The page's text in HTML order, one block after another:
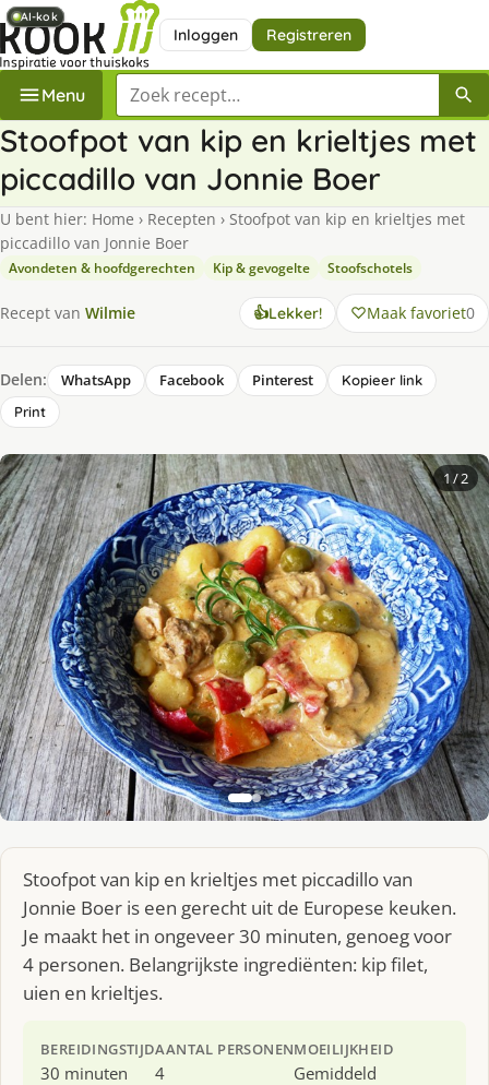
Inloggen Registreren
Menu Zoek een recept
Stoofpot van kip en krieltjes met
piccadillo van Jonnie Boer
U bent hier: Home › Recepten › Stoofpot van kip en krieltjes met
piccadillo van Jonnie Boer
Avondeten & hoofdgerechten Kip & gevogelte Stoofschotels
Recept van Wilmie 👍Lekker! Maak favoriet0
Delen: WhatsApp Facebook Pinterest
Kopieer link
Print
1/ 2
Stoofpot van kip en krieltjes met piccadillo van
Jonnie Boer is een gerecht uit de Europese keuken.
Je maakt het in ongeveer 30 minuten, genoeg voor
4 personen. Belangrijkste ingrediënten: kip filet,
uien en krieltjes.
BEREIDINGSTIJD
30 minuten
AANTAL PERSONEN
4
MOEILIJKHEID
Gemiddeld
AI-kok
AI-kok
AI-kok